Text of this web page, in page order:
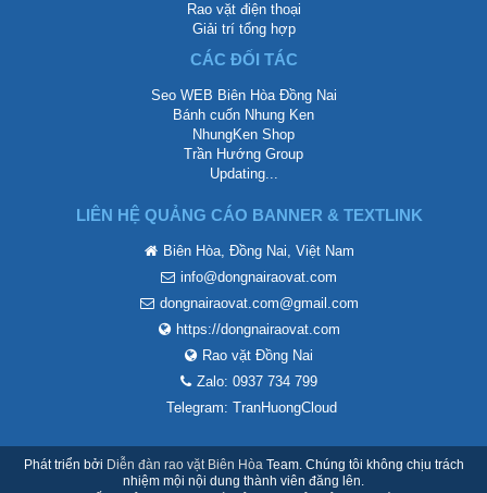
Rao vặt điện thoại
Giải trí tổng hợp
CÁC ĐỐI TÁC
Seo WEB Biên Hòa Đồng Nai
Bánh cuốn Nhung Ken
NhungKen Shop
Trần Hướng Group
Updating...
LIÊN HỆ QUẢNG CÁO BANNER & TEXTLINK
Biên Hòa, Đồng Nai, Việt Nam
info@dongnairaovat.com
dongnairaovat.com@gmail.com
https://dongnairaovat.com
Rao vặt Đồng Nai
Zalo: 0937 734 799
Telegram: TranHuongCloud
Phát triển bởi Diễn đàn rao vặt Biên HòaTeam. Chúng tôi không chịu trách
nhiệm mội nội dung thành viên đăng lên.